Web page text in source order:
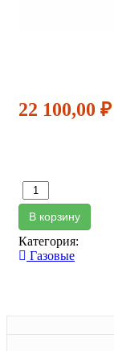
22 100,00 ₽
В корзину
Категория:
Газовые